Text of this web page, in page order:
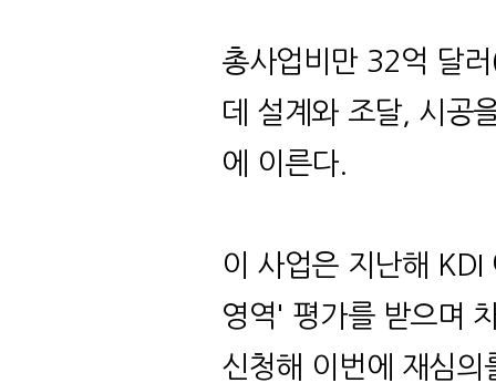
총사업비만 32억 달
데 설계와 조달, 시공
에 이른다.
이 사업은 지난해
영역' 평가를 받으며
신청해 이번에 재심의